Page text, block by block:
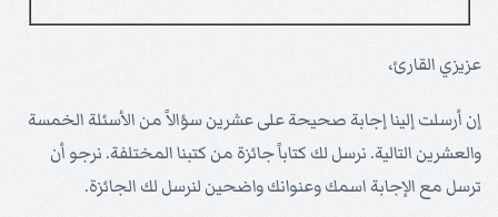
عزيزي القارئ،
إن أرسلت إلينا إجابة صحيحة على عشرين سؤالاً من الأسئلة الخمسة
والعشرين التالية. نرسل لك كتاباً جائزة من كتبنا المختلفة. نرجو أن
ترسل مع الإجابة اسمك وعنوانك واضحين لنرسل لك الجائزة.